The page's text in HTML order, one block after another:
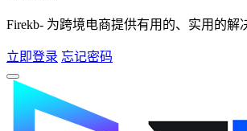
Firekb- 为跨境电商提供有用的、实用的解
立即登录 忘记密码